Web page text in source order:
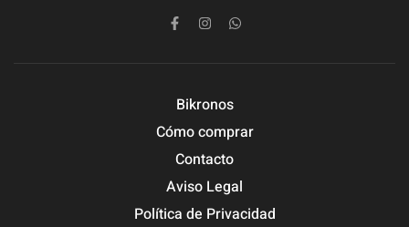
Bikronos
Cómo comprar
Contacto
Aviso Legal
Política de Privacidad